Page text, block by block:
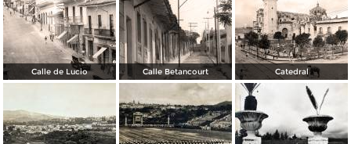
Calle de Lucio Calle Betancourt Catedral